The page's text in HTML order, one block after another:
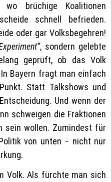
wo brüchige Koalitionen
schnell befrieden.
oder gar Volksbegehren!
, sondern gelebte
geprüft, ob das Volk
Bayern fragt man einfach
Statt Talkshows und
Und wenn der
schweigen die Fraktionen
sein wollen. Zumindest für
von unten – nicht nur
Volk. Als fürchte man sich